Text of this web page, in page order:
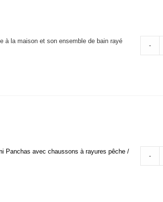
à la maison et son ensemble de bain rayé
-
Panchas avec chaussons à rayures pêche /
-